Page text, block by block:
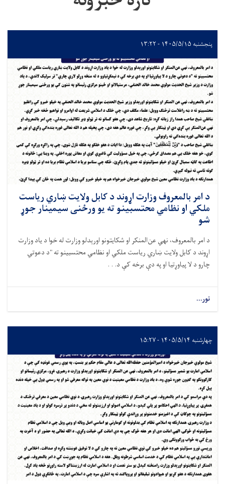
پنجشنبه ۱۴۰۵/۵/۱۵ - ۱۳:۲۲
د امر بالمعروف وزارت اړوند د کابل ولایت ښاري ریاست
ملکي او نظامي محتسبینو ته يو ورځنی سیمینار جوړ
شو
د امر بالمعروف، نهي عن‌المنکر او شکایتونو اورېدلو وزارت له خوا د یاد وزارت
اړوند د کابل ولایت ښاري ریاست ملکي او نظامي محتسبینو ته "د دعوتي
چارو د لا پیاوړتیا او په دې برخه کې د. . .
نور...
چهارشنبه ۱۴۰۵/۵/۱۴ - ۱۵:۲۷